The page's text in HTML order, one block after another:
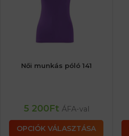
Női munkás póló 141
5 200Ft ÁFA-val
OPCIÓK VÁLASZTÁSA